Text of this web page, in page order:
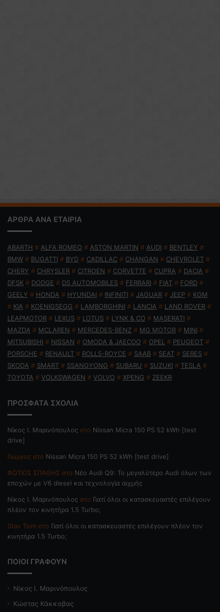
ΑΡΘΡΑ ΑΝΑ ΕΤΑΙΡΙΑ
ABARTH # ALFA ROMEO # ASTON MARTIN # AUDI # BENTLEY #
BMW # BUGATTI # BYD # CADILLAC # CHANGAN # CHEVROLET #
CHERY # CHRYSLER # CITROEN # CORVETTE # CUPRA # DACIA #
DFSK # DODGE # DS AUTOMOBILES # FERRARI # FIAT # FORD #
GEELY # HONDA # HYUNDAI # INFINITI # JAGUAR # JEEP # KGM
# KIA # KOENIGSEGG # LAMBORGHINI # LANCIA # LAND ROVER #
LEAPMOTOR # LEXUS # LOTUS # LYNK & CO # MASERATI #
MAZDA # MCLAREN # MERCEDES-BENZ # MG MOTOR # MINI #
MITSUBISHI # NISSAN # OMODA & JAECOO # OPEL # PEUGEOT #
PORSCHE # RENAULT # ROLLS-ROYCE # SAAB # SEAT # SERES #
SKODA # SMART # SSANGYONG # SUBARU # SUZUKI # TESLA #
TOYOTA # VOLKSWAGEN # VOLVO # XPENG # ZEEKR
ΠΡΟΣΦΑΤΑ ΣΧΟΛΙΑ
Nίκος Ι. Mαρινόπουλος στο Nissan Micra 150 PS 52 kWh [test
drive]
Γιώργος στο Nissan Micra 150 PS 52 kWh [test drive]
ΦΩΤΙΟΣ ΣΠΑΘΗΣ στο Νέο Audi Q9: Το μεγαλύτερο Audi όλων των
εποχών με V6 diesel και τεχνολογία αιχμής
Nίκος Ι. Mαρινόπουλος στο Γιατί όλοι οι κατασκευαστές επιλέγουν
πλέον τον κινητήρα 1.5 Turbo;
Stav Tsim στο Γιατί όλοι οι κατασκευαστές επιλέγουν πλέον τον
κινητήρα 1.5 Turbo;
ΠΟΙΟΙ ΓΡΑΦΟΥΝ
Νίκος Ι. Μαρινόπουλος
Κώστας Κάκκαβας